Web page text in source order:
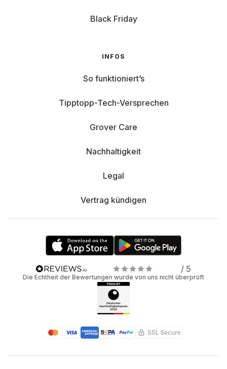
Black Friday
INFOS
So funktioniert’s
Tipptopp-Tech-Versprechen
Grover Care
Nachhaltigkeit
Legal
Vertrag kündigen
/ 5
Die Echtheit der Bewertungen wurde von uns nicht überprüft